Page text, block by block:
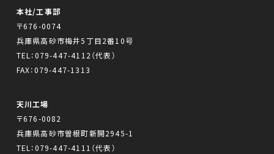
本社/工事部
〒676-0074
兵庫県高砂市梅井5丁目2番10号
TEL：079-447-4112 （代表）
FAX：079-447-1313
天川工場
〒676-0082
兵庫県高砂市曽根町新開2945-1
TEL：079-447-4111 （代表）